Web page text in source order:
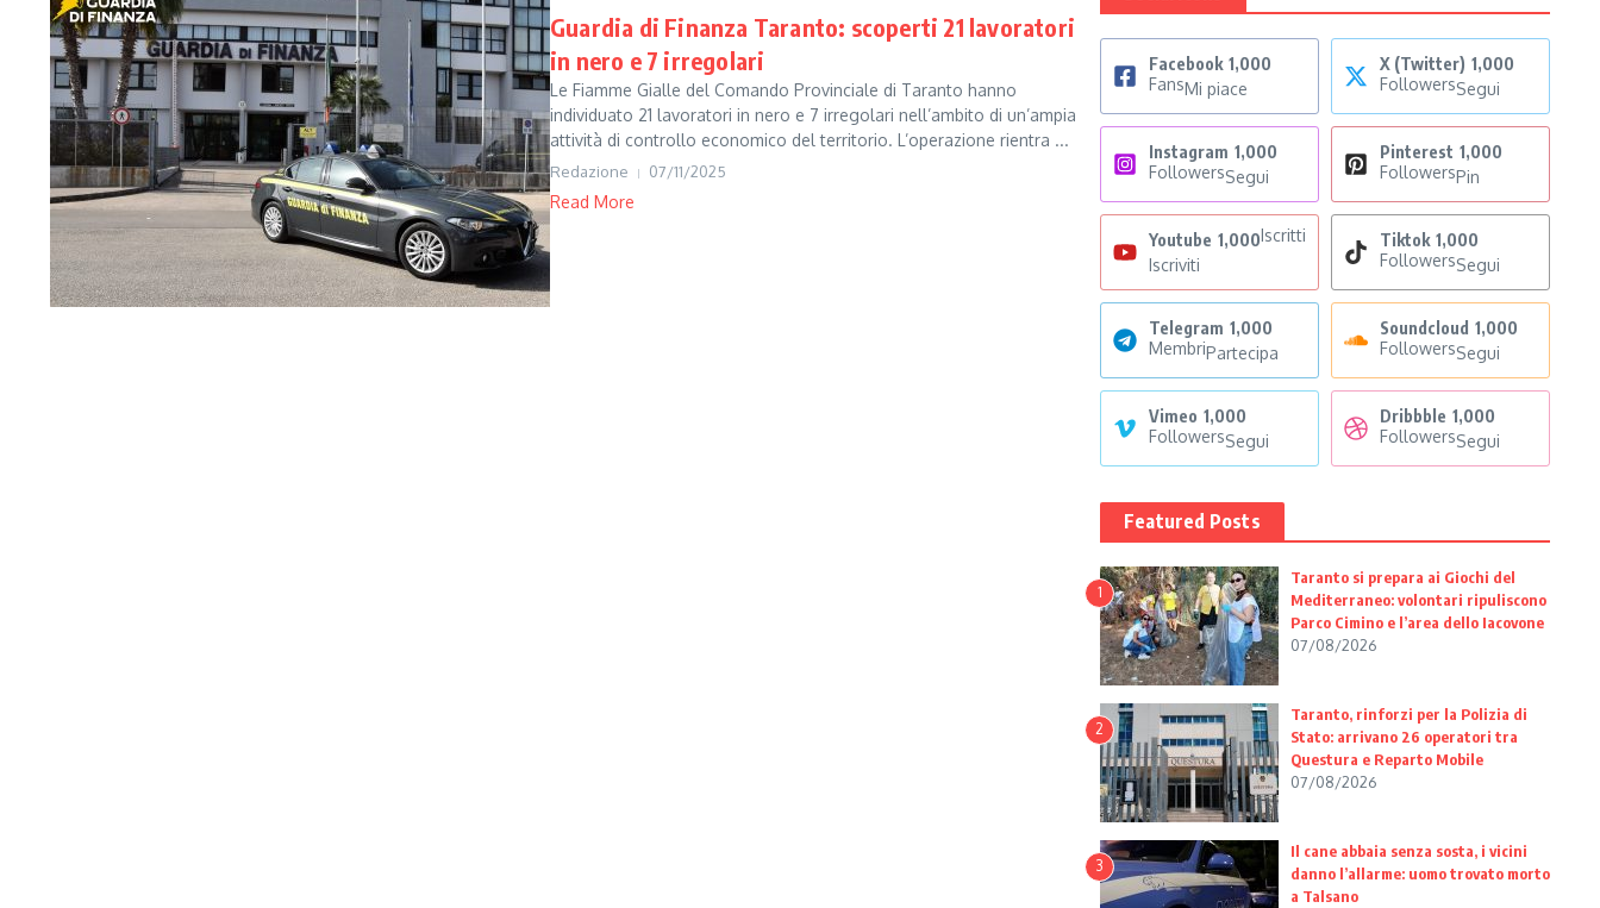
Guardia di Finanza Taranto: scoperti 21 lavoratori
in nero e 7 irregolari
Le Fiamme Gialle del Comando Provinciale di Taranto hanno
individuato 21 lavoratori in nero e 7 irregolari nell’ambito di un’ampia
attività di controllo economico del territorio. L’operazione rientra ...
Redazione 07/11/2025
Read More
Facebook 1,000
FansMi piace
X (Twitter) 1,000
FollowersSegui
Instagram 1,000
FollowersSegui
Pinterest 1,000
FollowersPin
Youtube 1,000Iscritti
Iscriviti
Tiktok 1,000
FollowersSegui
Telegram 1,000
MembriPartecipa
Soundcloud 1,000
FollowersSegui
Vimeo 1,000
FollowersSegui
Dribbble 1,000
FollowersSegui
Featured Posts
1
Taranto si prepara ai Giochi del
Mediterraneo: volontari ripuliscono
Parco Cimino e l’area dello Iacovone
07/08/2026
2
Taranto, rinforzi per la Polizia di
Stato: arrivano 26 operatori tra
Questura e Reparto Mobile
07/08/2026
3
Il cane abbaia senza sosta, i vicini
danno l’allarme: uomo trovato morto
a Talsano